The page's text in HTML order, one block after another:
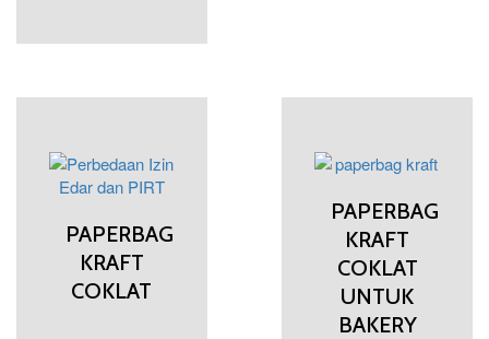
PAPERBAG
KRAFT
COKLAT
PAPERBAG
KRAFT
COKLAT
UNTUK
BAKERY